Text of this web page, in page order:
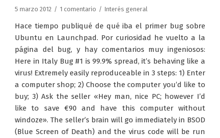
5 marzo 2012 1 comentario Interés general
Hace tiempo publiqué de qué iba el primer bug sobre
Ubuntu en Launchpad. Por curiosidad he vuelto a la
página del bug, y hay comentarios muy ingeniosos:
Here in Italy Bug #1 is 99.9% spread, it’s behaving like a
virus! Extremely easily reproduceable in 3 steps: 1) Enter
a computer shop; 2) Choose the computer you’d like to
buy; 3) Ask the seller «Hey man, nice PC; however I’d
like to save €90 and have this computer without
windoze». The seller’s brain will go immediately in BSOD
(Blue Screen of Death) and the virus code will be run